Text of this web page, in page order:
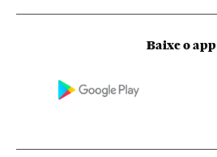
Baixe o app